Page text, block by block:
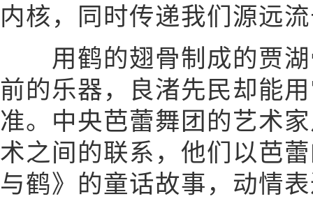
内核，同时传递我们源远
用鹤的翅骨制成的贾湖
前的乐器，良渚先民却能
准。中央芭蕾舞团的艺术
术之间的联系，他们以芭
与鹤》的童话故事，动情